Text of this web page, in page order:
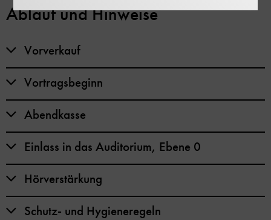
Ablauf und Hinweise
Vorverkauf
Vortragsbeginn
Abendkasse
Einlass in das Auditorium, Ebene 0
Hörverstärkung
Schutz- und Hygieneregeln